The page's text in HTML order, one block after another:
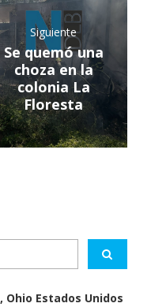
Siguiente
Se quemó una
choza en la
colonia La
Floresta
Estados Unidos